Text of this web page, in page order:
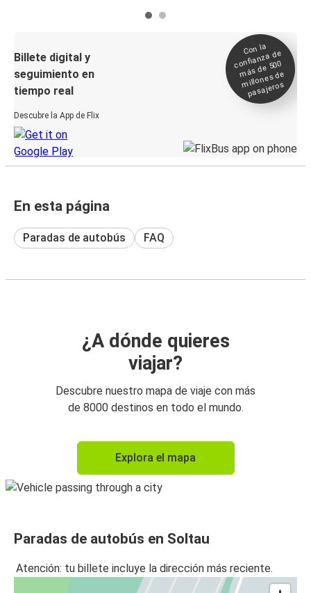
Billete digital y
seguimiento en
tiempo real
Descubre la App de Flix
Con la
confianza de
más de 500
millones de
pasajeros
En esta página
Paradas de autobús FAQ
¿A dónde quieres
viajar?
Descubre nuestro mapa de viaje con más
de 8000 destinos en todo el mundo.
Explora el mapa
Paradas de autobús en Soltau
Atención: tu billete incluye la dirección más reciente.